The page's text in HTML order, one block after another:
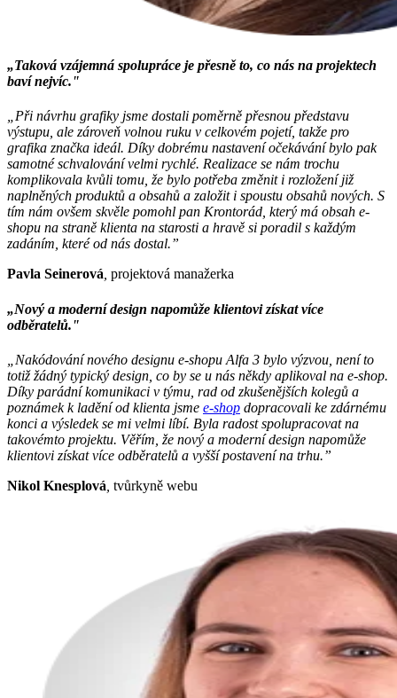
„Taková vzájemná spolupráce je přesně to, co nás na projektech
baví nejvíc."
„Při návrhu grafiky jsme dostali poměrně přesnou představu
výstupu, ale zároveň volnou ruku v celkovém pojetí, takže pro
grafika značka ideál. Díky dobrému nastavení očekávání bylo pak
samotné schvalování velmi rychlé. Realizace se nám trochu
komplikovala kvůli tomu, že bylo potřeba změnit i rozložení již
naplněných produktů a obsahů a založit i spoustu obsahů nových. S
tím nám ovšem skvěle pomohl pan Krontorád, který má obsah e-
shopu na straně klienta na starosti a hravě si poradil s každým
zadáním, které od nás dostal.”
Pavla Seinerová projektová manažerka
„Nový a moderní design napomůže klientovi získat více
odběratelů."
„Nakódování nového designu e-shopu Alfa 3 bylo výzvou, není to
totiž žádný typický design, co by se u nás někdy aplikoval na e-shop.
Díky parádní komunikaci v týmu, rad od zkušenějších kolegů a
poznámek k ladění od klienta jsme e-shop dopracovali ke zdárnému
konci a výsledek se mi velmi líbí. Byla radost spolupracovat na
takovémto projektu. Věřím, že nový a moderní design napomůže
klientovi získat více odběratelů a vyšší postavení na trhu.”
Nikol Knesplová tvůrkyně webu